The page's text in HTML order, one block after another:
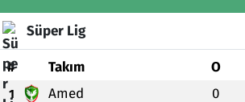
Süper Lig
# Takım O
1 Amed 0